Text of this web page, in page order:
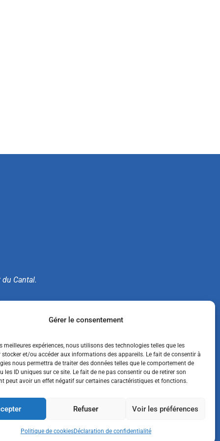
Gérer le consentement
meilleures expériences, nous utilisons des technologies telles que les
stocker et/ou accéder aux informations des appareils. Le fait de consentir à
nous permettra de traiter des données telles que le comportement de
les ID uniques sur ce site. Le fait de ne pas consentir ou de retirer son
peut avoir un effet négatif sur certaines caractéristiques et fonctions.
Refuser Voir les préférences
Politique de cookiesDéclaration de confidentialité
Cantal.
ACCESSIBILITÉ : NON CONFORME